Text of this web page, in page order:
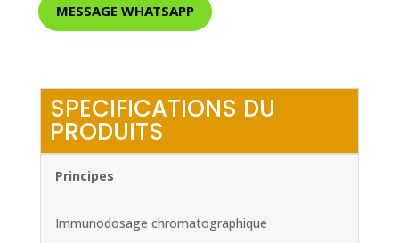
MESSAGE WHATSAPP
SPECIFICATIONS DU
PRODUITS
Principes
Immunodosage chromatographique